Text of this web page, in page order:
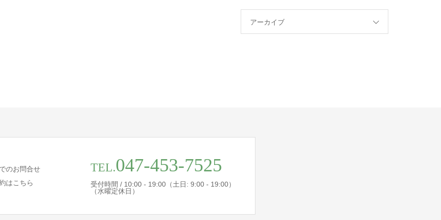
アーカイブ
のお問合せ
はこちら
TEL.047-453-7525
受付時間 / 10:00 - 19:00（土日: 9:00 - 19:00）
（水曜定休日）